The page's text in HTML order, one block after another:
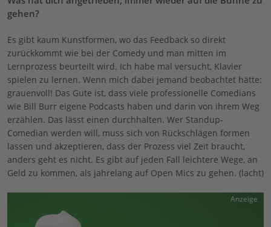
gehen?
Es gibt kaum Kunstformen, wo das Feedback so direkt
zurückkommt wie bei der Comedy und man mitten im
Lernprozess beurteilt wird. Ich habe mal versucht, Klavier
spielen zu lernen. Wenn mich dabei jemand beobachtet hätte:
grauenvoll! Das Gute ist, dass viele professionelle Comedians
wie Bill Burr eigene Podcasts haben und darin von ihrem Weg
erzählen. Das lässt einen durchhalten. Wer Standup-
Comedian werden will, muss sich von Rückschlägen formen
lassen und akzeptieren, dass der Prozess viel Zeit braucht,
anders geht es nicht. Es gibt auf jeden Fall leichtere Wege, an
Geld zu kommen, als jahrelang auf Open Mics zu gehen. (lacht)
Anzeige